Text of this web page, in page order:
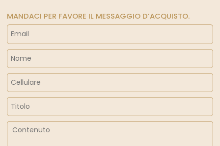
MANDACI PER FAVORE IL MESSAGGIO D’ACQUISTO.